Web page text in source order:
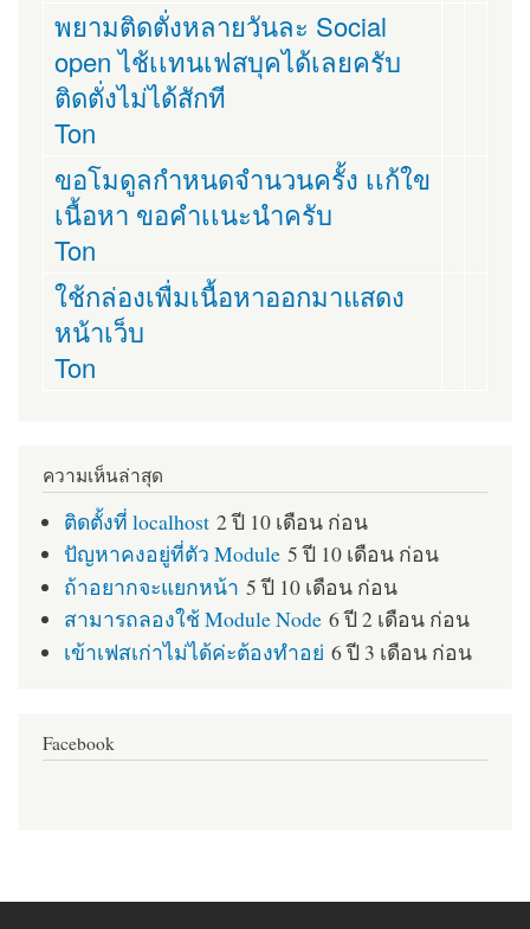
พยามติดตั่งหลายวันละ Social
open ไช้เเทนเฟสบุคได้เลยครับ
ติดตั่งไม่ได้สักที
Ton
ขอโมดูลกำหนดจำนวนครั้ง เเก้ใข
เนื้อหา ขอคำเเนะนำครับ
Ton
ใช้กล่องเพื่มเนื้อหาออกมาแสดง
หน้าเว็บ
Ton
ความเห็นล่าสุด
ติดตั้งที่ localhost 2 ปี 10 เดือน ก่อน
ปัญหาคงอยู่ที่ตัว Module 5 ปี 10 เดือน ก่อน
ถ้าอยากจะแยกหน้า 5 ปี 10 เดือน ก่อน
สามารถลองใช้ Module Node 6 ปี 2 เดือน ก่อน
เข้าเฟสเก่าไม่ได้ค่ะต้องทำอย่ 6 ปี 3 เดือน ก่อน
Facebook